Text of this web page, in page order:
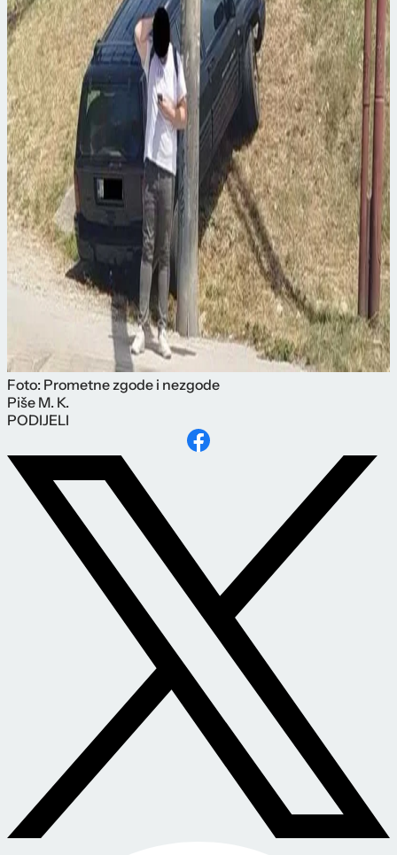
Foto: Prometne zgode i nezgode
Piše M. K.
PODIJELI